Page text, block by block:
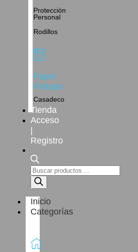
Protección
Personal
Rodillos
Papel
Pintado
Casadeco
Tienda
Acceso
Registro
Inicio
Categorías